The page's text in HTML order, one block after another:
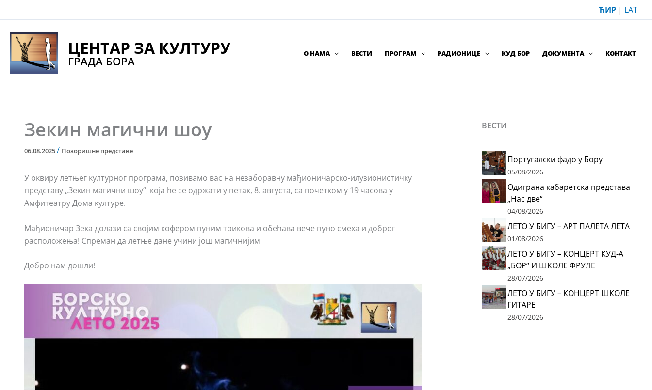
na
sadržaj
ЋИР | LAT
ЦЕНТАР ЗА КУЛТУРУ
ГРАДА БОРА
О НАМА ВЕСТИ ПРОГРАМ РАДИОНИЦЕ КУД БОР ДОКУМЕНТА КОНТАКТ
Зекин магични шоу
06.08.2025/ Позоришне представе
У оквиру летњег културног програма, позивамо вас на незаборавну мађионичарско-илузионистичку
представу „Зекин магични шоу“, која ће се одржати у петак, 8. августа, са почетком у 19 часова у
Амфитеатру Дома културе.
Мађионичар Зека долази са својим кофером пуним трикова и обећава вече пуно смеха и доброг
расположења! Спреман да летње дане учини још магичнијим.
Добро нам дошли!
ВЕСТИ
Португалски фадо у Бору
05/08/2026
Одиграна кабаретска представа
„Нас две“
04/08/2026
ЛЕТО У БИГУ – АРТ ПАЛЕТА ЛЕТА
01/08/2026
ЛЕТО У БИГУ – КОНЦЕРТ КУД-А
„БОР“ И ШКОЛЕ ФРУЛЕ
28/07/2026
ЛЕТО У БИГУ – КОНЦЕРТ ШКОЛЕ
ГИТАРЕ
28/07/2026